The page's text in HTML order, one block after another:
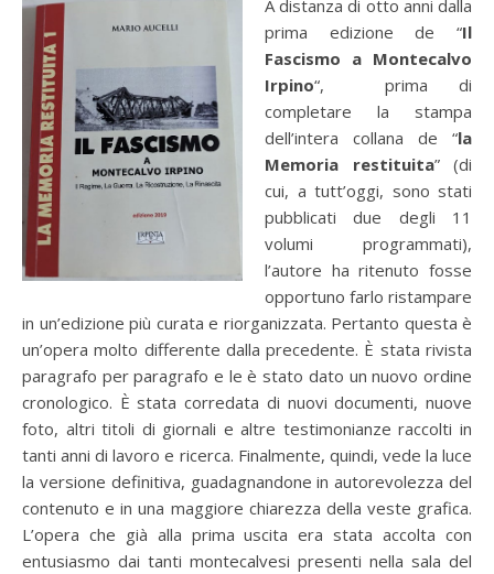
A distanza di otto anni dalla
prima edizione de “Il
Fascismo a Montecalvo
Irpino“, prima di
completare la stampa
dell’intera collana de “la
Memoria restituita” (di
cui, a tutt’oggi, sono stati
pubblicati due degli 11
volumi programmati),
l’autore ha ritenuto fosse
opportuno farlo ristampare
in un’edizione più curata e riorganizzata. Pertanto questa è
un’opera molto differente dalla precedente. È stata rivista
paragrafo per paragrafo e le è stato dato un nuovo ordine
cronologico. È stata corredata di nuovi documenti, nuove
foto, altri titoli di giornali e altre testimonianze raccolti in
tanti anni di lavoro e ricerca. Finalmente, quindi, vede la luce
la versione definitiva, guadagnandone in autorevolezza del
contenuto e in una maggiore chiarezza della veste grafica.
L’opera che già alla prima uscita era stata accolta con
entusiasmo dai tanti montecalvesi presenti nella sala del